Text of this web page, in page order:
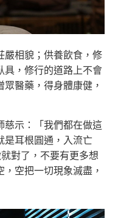
嚴相貌；供養飲食，修
具，修行的道路上不會
醫藥，得身體康健，
慈示：「我們都在做這
是耳根圓通，入流亡
對了，不要有更多想
空把一切現象滅盡，